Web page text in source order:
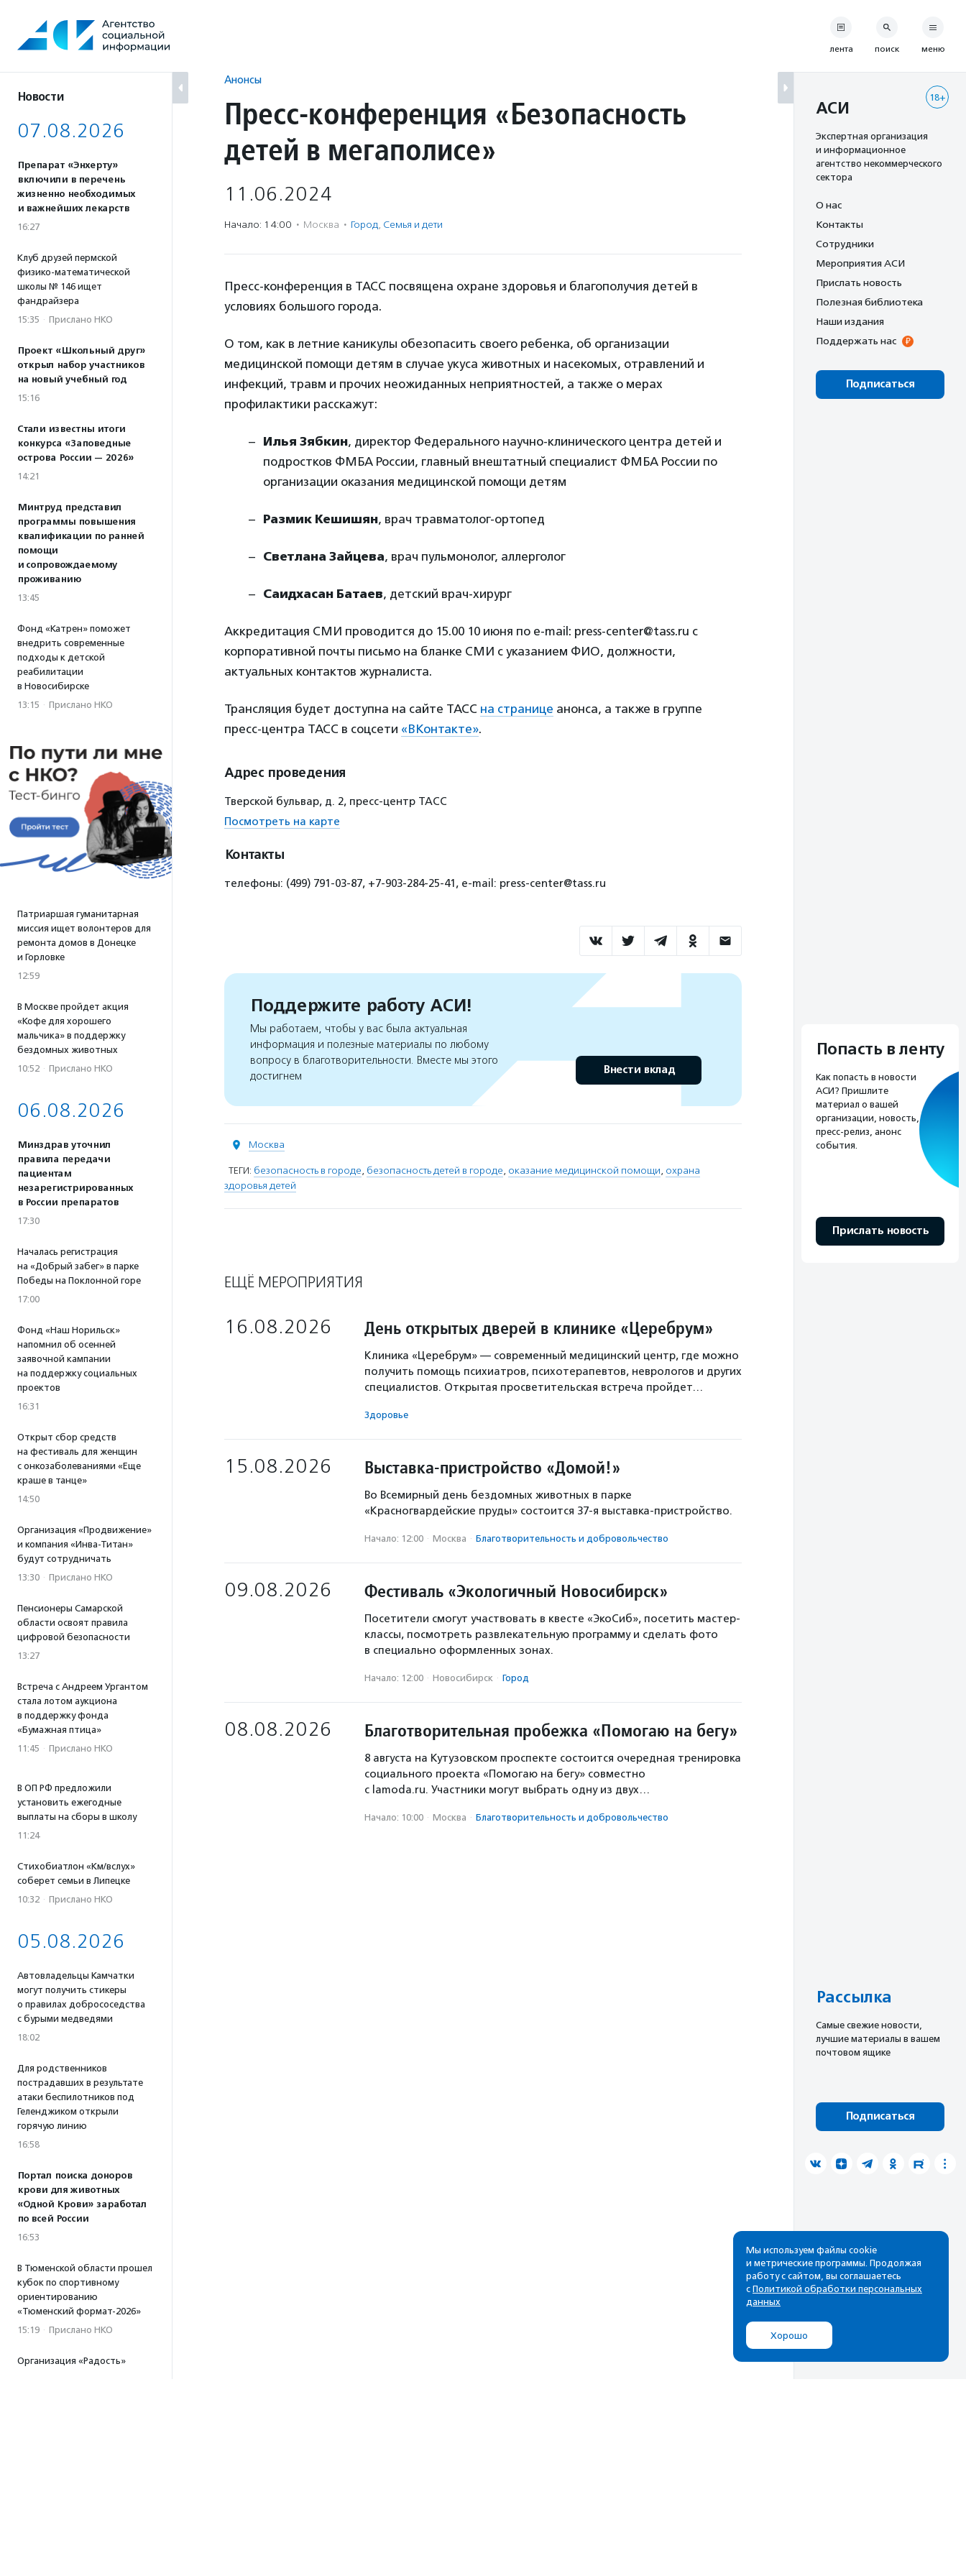
содержанию
Новости
07.08.2026
Препарат «Энхерту»
включили в перечень
жизненно необходимых
и важнейших лекарств
16:27
Клуб друзей пермской
физико-математической
школы № 146 ищет
фандрайзера
15:35 · Прислано НКО
Проект «Школьный друг»
открыл набор участников
на новый учебный год
15:16
Стали известны итоги
конкурса «Заповедные
острова России — 2026»
14:21
Минтруд представил
программы повышения
квалификации по ранней
помощи
и сопровождаемому
проживанию
13:45
Фонд «Катрен» поможет
внедрить современные
подходы к детской
реабилитации
в Новосибирске
13:15 · Прислано НКО
Патриаршая гуманитарная
миссия ищет волонтеров для
ремонта домов в Донецке
и Горловке
12:59
В Москве пройдет акция
«Кофе для хорошего
мальчика» в поддержку
бездомных животных
10:52 · Прислано НКО
06.08.2026
Минздрав уточнил
правила передачи
пациентам
незарегистрированных
в России препаратов
17:30
Началась регистрация
на «Добрый забег» в парке
Победы на Поклонной горе
17:00
Фонд «Наш Норильск»
напомнил об осенней
заявочной кампании
на поддержку социальных
проектов
16:31
Открыт сбор средств
на фестиваль для женщин
с онкозаболеваниями «Еще
краше в танце»
14:50
Организация «Продвижение»
и компания «Инва-Титан»
будут сотрудничать
13:30 · Прислано НКО
Пенсионеры Самарской
области освоят правила
цифровой безопасности
13:27
Встреча с Андреем Ургантом
стала лотом аукциона
в поддержку фонда
«Бумажная птица»
11:45 · Прислано НКО
В ОП РФ предложили
установить ежегодные
выплаты на сборы в школу
11:24
Стихобиатлон «Км/вслух»
соберет семьи в Липецке
10:32 · Прислано НКО
05.08.2026
Автовладельцы Камчатки
могут получить стикеры
о правилах добрососедства
с бурыми медведями
18:02
Для родственников
пострадавших в результате
атаки беспилотников под
Геленджиком открыли
горячую линию
16:58
Портал поиска доноров
крови для животных
«Одной Крови» заработал
по всей России
16:53
В Тюменской области прошел
кубок по спортивному
ориентированию
«Тюменский формат-2026»
15:19 · Прислано НКО
Организация «Радость»
Анонсы
Пресс-конференция «Безопасность
детей в мегаполисе»
11.06.2024
Начало: 14:00 · Москва · Город, Семья и дети
Пресс-конференция в ТАСС посвящена охране здоровья и благополучия детей в
условиях большого города.
О том, как в летние каникулы обезопасить своего ребенка, об организации
медицинской помощи детям в случае укуса животных и насекомых, отравлений и
инфекций, травм и прочих неожиданных неприятностей, а также о мерах
профилактики расскажут:
Илья Зябкин, директор Федерального научно-клинического центра детей и
подростков ФМБА России, главный внештатный специалист ФМБА России по
организации оказания медицинской помощи детям
Размик Кешишян, врач травматолог-ортопед
Светлана Зайцева, врач пульмонолог, аллерголог
Саидхасан Батаев, детский врач-хирург
Аккредитация СМИ проводится до 15.00 10 июня по e-mail: press-center@tass.ru с
корпоративной почты письмо на бланке СМИ с указанием ФИО, должности,
актуальных контактов журналиста.
Трансляция будет доступна на сайте ТАСС на странице анонса, а также в группе
пресс-центра ТАСС в соцсети «ВКонтакте».
Адрес проведения
Тверской бульвар, д. 2, пресс-центр ТАСС
Посмотреть на карте
Контакты
телефоны: (499) 791-03-87, +7-903-284-25-41, e-mail: press-center@tass.ru
Поддержите работу АСИ!
Мы работаем, чтобы у вас была актуальная
информация и полезные материалы по любому
вопросу в благотворительности. Вместе мы этого
достигнем
Внести вклад
Москва
ТЕГИ: безопасность в городе, безопасность детей в городе, оказание медицинской помощи, охрана
здоровья детей
ЕЩЁ МЕРОПРИЯТИЯ
16.08.2026 День открытых дверей в клинике «Церебрум»
Клиника «Церебрум» — современный медицинский центр, где можно
получить помощь психиатров, психотерапевтов, неврологов и других
специалистов. Открытая просветительская встреча пройдет…
Здоровье
15.08.2026 Выставка-пристройство «Домой!»
Во Всемирный день бездомных животных в парке
«Красногвардейские пруды» состоится 37-я выставка-пристройство.
Начало: 12:00 · Москва · Благотвори­тель­ность и доброволь­чест­во
09.08.2026 Фестиваль «Экологичный Новосибирск»
Посетители смогут участвовать в квесте «ЭкоСиб», посетить мастер-
классы, посмотреть развлекательную программу и сделать фото
в специально оформленных зонах.
Начало: 12:00 · Новосибирск · Город
08.08.2026 Благотворительная пробежка «Помогаю на бегу»
8 августа на Кутузовском проспекте состоится очередная тренировка
социального проекта «Помогаю на бегу» совместно
с lamoda.ru. Участники могут выбрать одну из двух…
Начало: 10:00 · Москва · Благотвори­тель­ность и доброволь­чест­во
лента поиск меню
18+
АСИ
Экспертная организация
и информационное
агентство некоммерческого
сектора
О нас
Контакты
Сотрудники
Мероприятия АСИ
Прислать новость
Полезная библиотека
Наши издания
Поддержать нас
Подписаться
Попасть в ленту
Как попасть в новости
АСИ? Пришлите
материал о вашей
организации, новость,
пресс-релиз, анонс
события.
Прислать новость
Рассылка
Cамые свежие новости,
лучшие материалы в вашем
почтовом ящике
Подписаться
Мы используем файлы cookie
и метрические программы. Продолжая
работу с сайтом, вы соглашаетесь
с Политикой обработки персональных
данных
Хорошо